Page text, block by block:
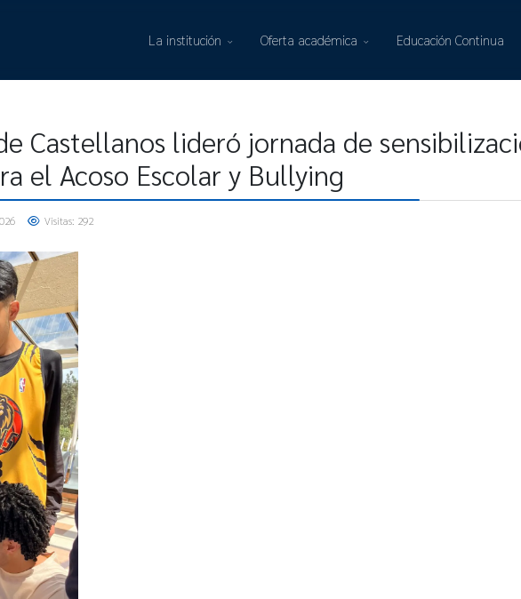
La institución Oferta académica Educación Continua
Castellanos lideró jornada de
el Acoso Escolar y Bullying
Visitas: 292